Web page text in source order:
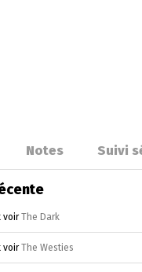
Notes Suivi
voirThe Dark
voirThe Westies